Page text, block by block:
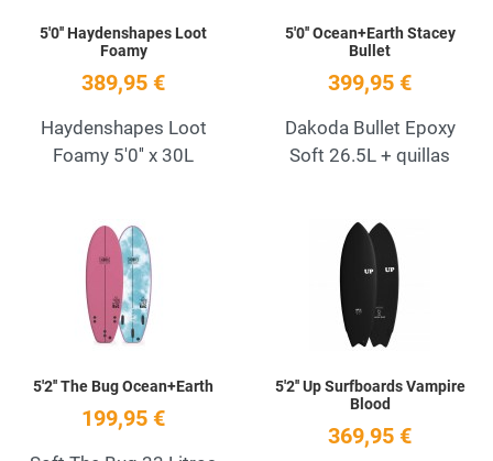
5'0'' Haydenshapes Loot
Foamy
389,95 €
Haydenshapes Loot
Foamy 5'0'' x 30L
5'0'' Ocean+Earth Stacey
Bullet
399,95 €
Dakoda Bullet Epoxy
Soft 26.5L + quillas
Add to Wishlist
5'2'' The Bug Ocean+Earth
199,95 €
5'2'' Up Surfboards Vampire
Blood
369,95 €